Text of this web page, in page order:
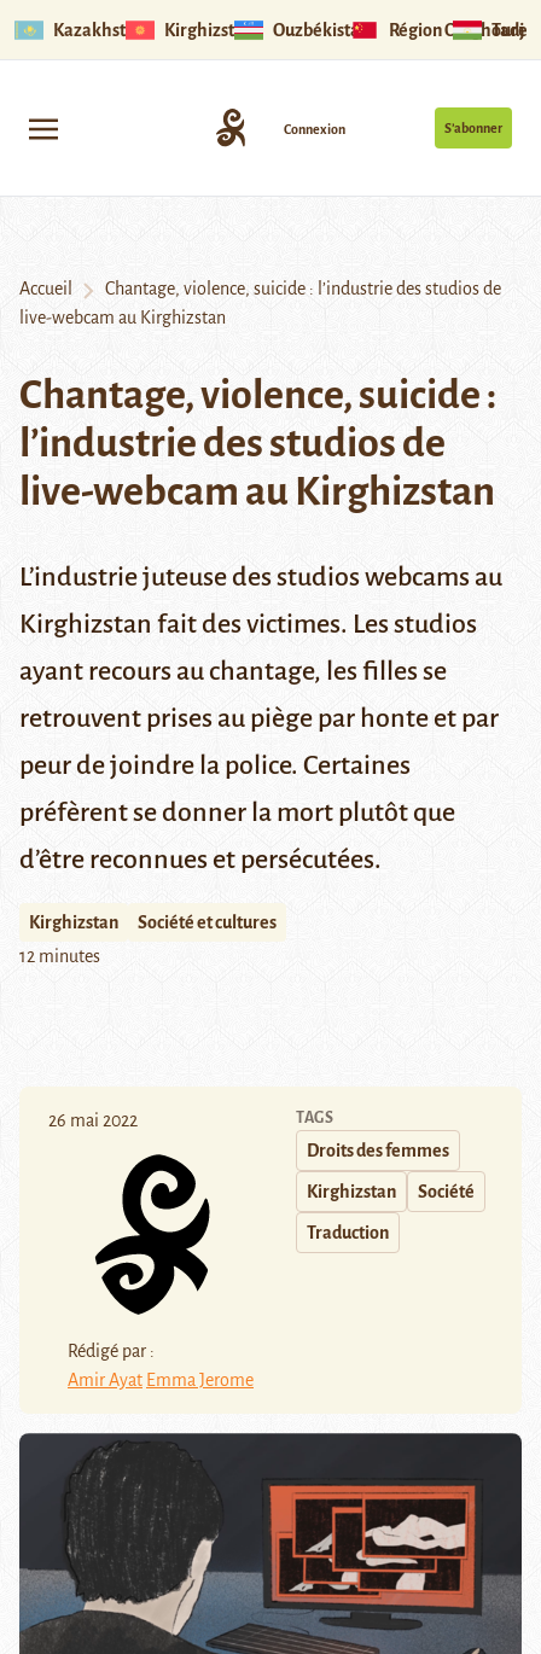
Kazakhstan Kirghizstan Ouzbékistan Région Ouïghoure
S’abonner
Connexion
Accueil
Chantage, violence, suicide : l’industrie des studios de
live-webcam au Kirghizstan
Chantage, violence, suicide :
l’industrie des studios de
live-webcam au Kirghizstan
L’industrie juteuse des studios webcams au
Kirghizstan fait des victimes. Les studios
ayant recours au chantage, les filles se
retrouvent prises au piège par honte et par
peur de joindre la police. Certaines
préfèrent se donner la mort plutôt que
d’être reconnues et persécutées.
Kirghizstan
Société et cultures
12 minutes
26 mai 2022
Rédigé par :
Amir Ayat Emma Jerome
TAGS
Droits des femmes
Kirghizstan Société
Traduction